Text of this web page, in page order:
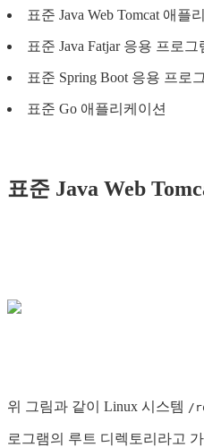
표준 Java Web Tomcat 애플
표준 Java Fatjar 응용 프로그
표준 Spring Boot 응용 프로
표준 Go 애플리케이션
표준 Java Web
위 그림과 같이 Linux 시스템 /
로그램의 루트 디렉토리라고